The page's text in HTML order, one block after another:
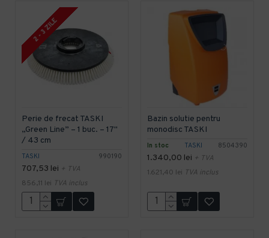
2 - 3 ZILE
TASKI 990190
Perie de frecat TASKI
„Green Line” – 1 buc. – 17"
/ 43 cm
707,53 lei + TVA
856,11 lei TVA inclus
In stoc TASKI 8504390
Bazin solutie pentru
monodisc TASKI
1.340,00 lei + TVA
1.621,40 lei TVA inclus